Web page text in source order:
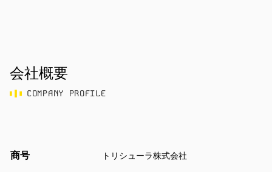
会社概要
COMPANY PROFILE
商号 トリシューラ株式会社